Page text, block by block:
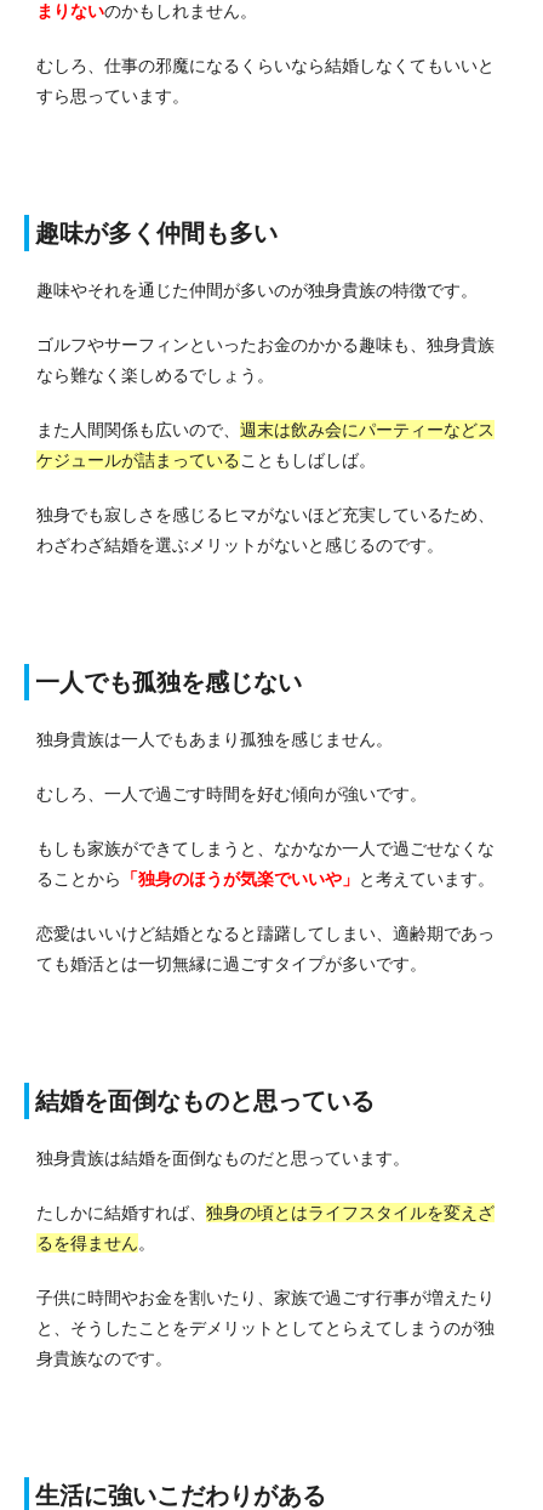
まりないのかもしれません。
むしろ、仕事の邪魔になるくらいなら結婚しなくてもいいと
すら思っています。
趣味が多く仲間も多い
趣味やそれを通じた仲間が多いのが独身貴族の特徴です。
ゴルフやサーフィンといったお金のかかる趣味も、独身貴族
なら難なく楽しめるでしょう。
また人間関係も広いので、 週末は飲み会にパーティーなどス
ケジュールが詰まっている こともしばしば。
独身でも寂しさを感じるヒマがないほど充実しているため、
わざわざ結婚を選ぶメリットがないと感じるのです。
一人でも孤独を感じない
独身貴族は一人でもあまり孤独を感じません。
むしろ、一人で過ごす時間を好む傾向が強いです。
もしも家族ができてしまうと、なかなか一人で過ごせなくな
ることから
「独身のほうが気楽でいいや」 と考えています。
恋愛はいいけど結婚となると躊躇してしまい、適齢期であっ
ても婚活とは一切無縁に過ごすタイプが多いです。
結婚を面倒なものと思っている
独身貴族は結婚を面倒なものだと思っています。
たしかに結婚すれば、 独身の頃とはライフスタイルを変えざ
るを得ません。
子供に時間やお金を割いたり、家族で過ごす行事が増えたり
と、そうしたことをデメリットとしてとらえてしまうのが独
身貴族なのです。
生活に強いこだわりがある